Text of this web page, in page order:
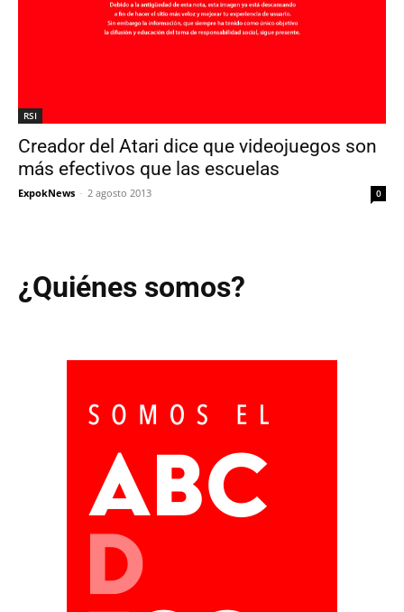
RSI
Creador del Atari dice que videojuegos son
más efectivos que las escuelas
ExpokNews - 2 agosto 2013 0
¿Quiénes somos?